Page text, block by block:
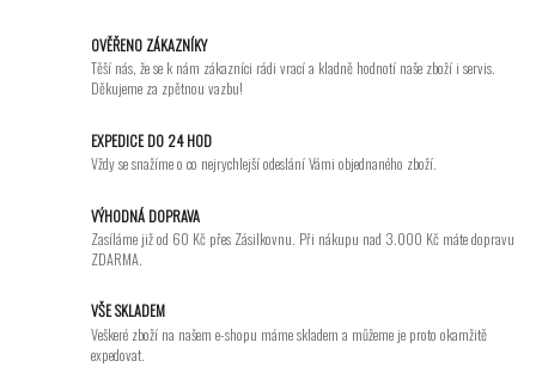
OVĚŘENO ZÁKAZNÍKY
Těší nás, že se k nám zákazníci rádi vrací a kladně hodnotí naše zboží i servis.
Děkujeme za zpětnou vazbu!
EXPEDICE DO 24 HOD
Vždy se snažíme o co nejrychlejší odeslání Vámi objednaného zboží.
VÝHODNÁ DOPRAVA
Zasíláme již od 60 Kč přes Zásilkovnu. Při nákupu nad 3.000 Kč máte dopravu
ZDARMA.
VŠE SKLADEM
Veškeré zboží na našem e-shopu máme skladem a můžeme je proto okamžitě
expedovat.